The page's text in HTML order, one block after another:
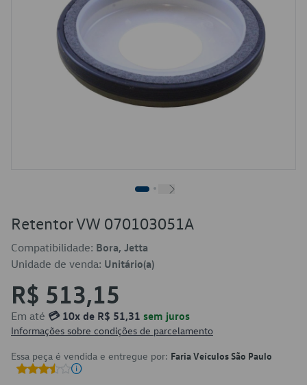
Retentor VW 070103051A
Compatibilidade: Bora, Jetta
Unidade de venda: Unitário(a)
R$ 513,15
Em até 💳 10x de R$ 51,31 sem juros
Informações sobre condições de parcelamento
Essa peça é vendida e entregue por: Faria Veículos São Paulo